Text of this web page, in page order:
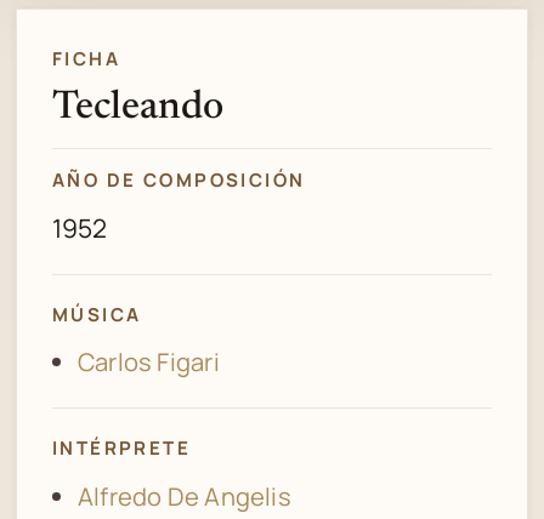
FICHA
Tecleando
AÑO DE COMPOSICIÓN
1952
MÚSICA
Carlos Figari
INTÉRPRETE
Alfredo De Angelis